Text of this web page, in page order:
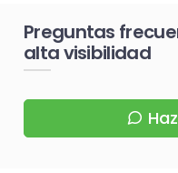
Preguntas
alta visibilidad